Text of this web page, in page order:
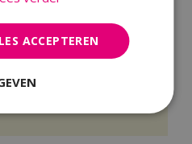
ACCEPTEREN